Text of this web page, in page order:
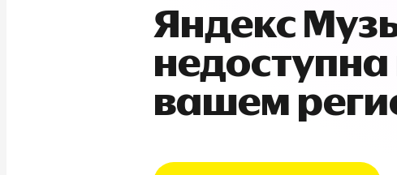
Яндекс
недоступна
вашем